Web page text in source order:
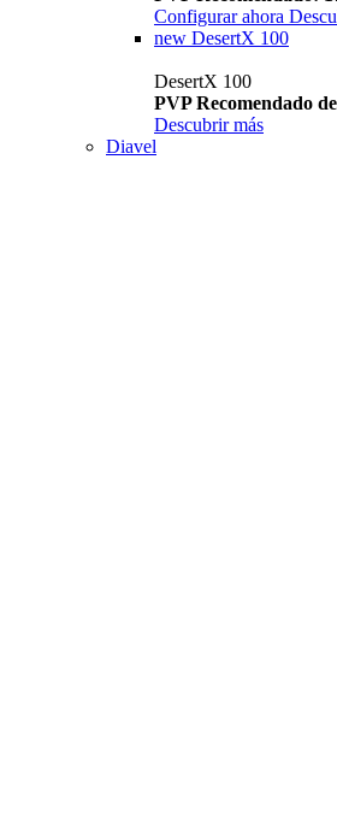
Configurar ahora
new DesertX 100
DesertX 100
PVP Recomendado
Descubrir más
Diavel